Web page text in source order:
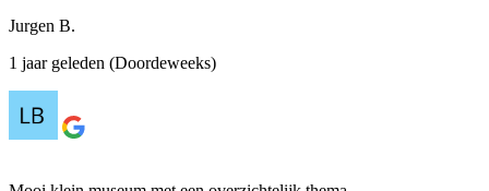
Jurgen B.
1 jaar geleden (Doordeweeks)